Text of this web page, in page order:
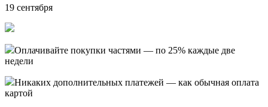
19 сентября
Оплачивайте покупки частями — по 25% каждые две
недели
Никаких дополнительных платежей — как обычная оплата
картой